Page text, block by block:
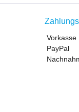
Vorkasse
PayPal